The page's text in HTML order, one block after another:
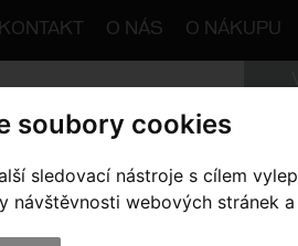
soubory cookies
sledovací nástroje s cílem
návštěvnosti webových stránek
KONTAKT O NÁS O NÁKUPU
MTB